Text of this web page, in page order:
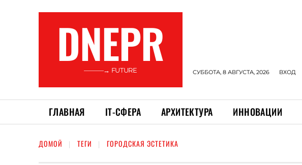
DNEPR
———→ FUTURE СУББОТА, 8 АВГУСТА, 2026 ВХОД
ГЛАВНАЯ ІТ-СФЕРА АРХИТЕКТУРА ИННОВАЦИИ
ДОМОЙ ТЕГИ ГОРОДСКАЯ ЭСТЕТИКА